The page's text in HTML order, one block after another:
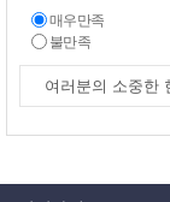
매우만족
불만족